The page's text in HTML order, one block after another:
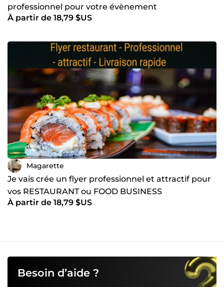
professionnel pour votre évènement
À partir de 18,79 $US
Magarette
Je vais crée un flyer professionnel et attractif pour
vos RESTAURANT ou FOOD BUSINESS
À partir de 18,79 $US
Besoin d’aide ?